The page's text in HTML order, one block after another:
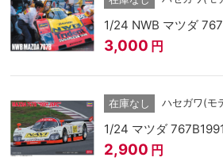
1/24 NWB マツダ
3,000 円
在庫なし ハセガワ(モ
1/24 マツダ
2,900 円